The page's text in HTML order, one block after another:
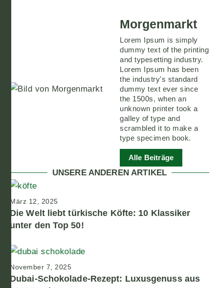
Morgenmarkt
Lorem Ipsum is simply
dummy text of the printing
and typesetting industry.
Lorem Ipsum has been
the industry's standard
dummy text ever since
the 1500s, when an
unknown printer took a
galley of type and
scrambled it to make a
type specimen book.
Alle Beiträge
UNSERE ANDEREN ARTIKEL
März 12, 2025
Die Welt liebt türkische Köfte: 10 Klassiker
unter den Top 50!
November 7, 2025
Dubai-Schokolade-Rezept: Luxusgenuss aus